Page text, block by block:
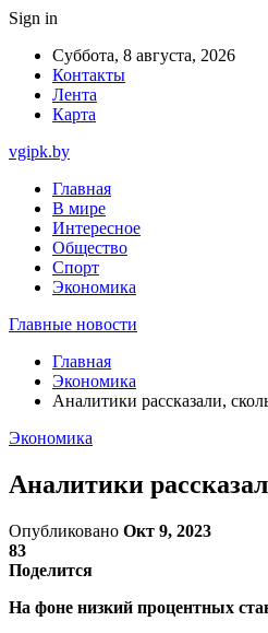
Sign in
Суббота, 8 августа, 2026
Контакты
Лента
Карта
vgipk.by
Главная
В мире
Интересное
Общество
Спорт
Экономика
Главные новости
Главная
Экономика
Аналитики рассказали,
Экономика
Аналитики
Опубликовано Окт 9, 2023
83
Поделится
На фоне низкий процентных